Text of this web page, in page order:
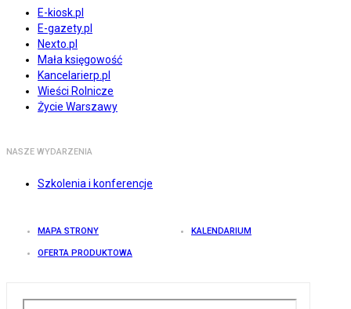
E-kiosk.pl
E-gazety.pl
Nexto.pl
Mała księgowość
Kancelarierp.pl
Wieści Rolnicze
Życie Warszawy
NASZE WYDARZENIA
Szkolenia i konferencje
MAPA STRONY KALENDARIUM
OFERTA PRODUKTOWA